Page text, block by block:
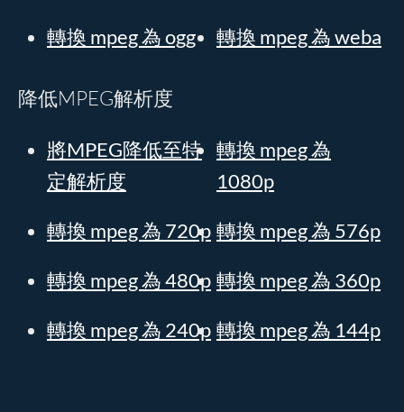
轉換 mpeg 為 ogg 轉換 mpeg 為 weba
降低MPEG解析度
將MPEG降低至特
定解析度
轉換 mpeg 為
1080p
轉換 mpeg 為 720p 轉換 mpeg 為 576p
轉換 mpeg 為 480p 轉換 mpeg 為 360p
轉換 mpeg 為 240p 轉換 mpeg 為 144p